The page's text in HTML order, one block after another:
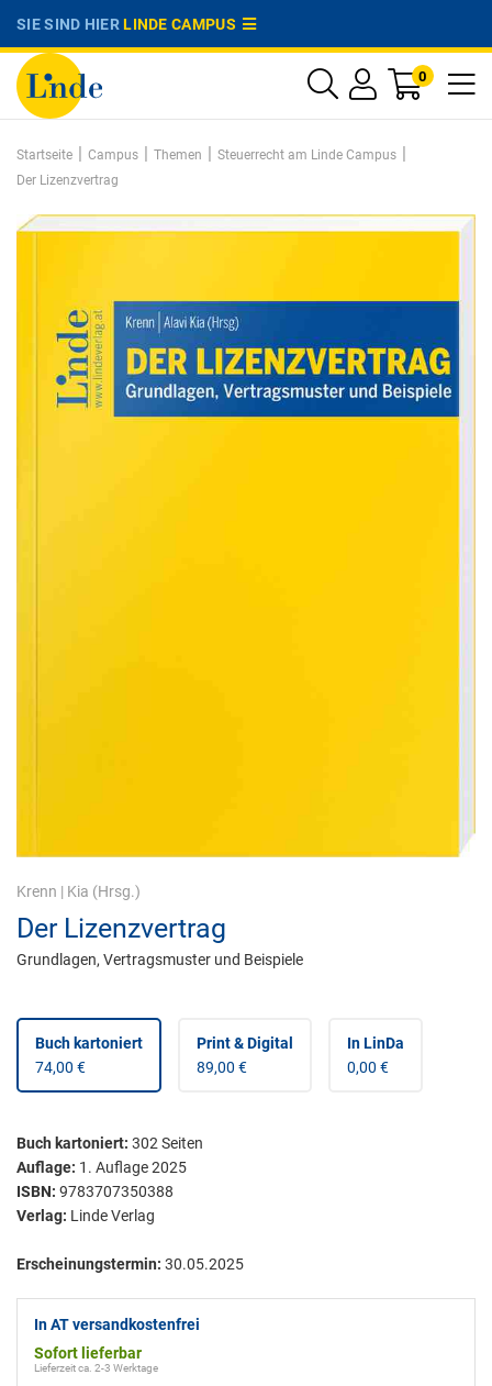
SIE SIND HIERLINDE CAMPUS
0
Startseite | Campus | Themen | Steuerrecht am Linde Campus |
Der Lizenzvertrag
Krenn | Kia (Hrsg.)
Der Lizenzvertrag
Grundlagen, Vertragsmuster und Beispiele
Buch kartoniert
74,00 €
Print & Digital
89,00 €
In LinDa
0,00 €
Buch kartoniert: 302 Seiten
Auflage: 1. Auflage 2025
ISBN: 9783707350388
Verlag: Linde Verlag
Erscheinungstermin: 30.05.2025
In AT versandkostenfrei
Sofort lieferbar
Lieferzeit ca. 2-3 Werktage